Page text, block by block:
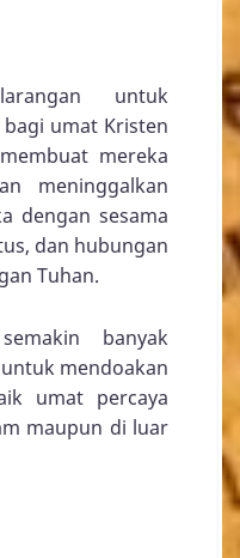
untuk
umat Kristen
mereka
meninggalkan
dengan sesama
dan hubungan
Tuhan.
banyak
mendoakan
umat percaya
maupun di luar